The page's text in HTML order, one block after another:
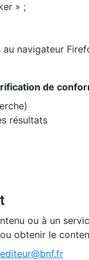
» ;
navigateur
de
résultats
ou à un
obtenir le